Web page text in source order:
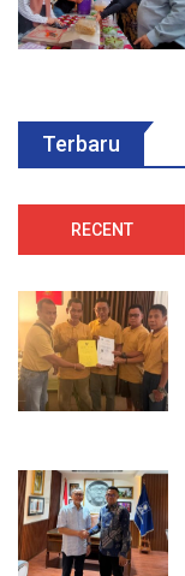
Terbaru
RECENT